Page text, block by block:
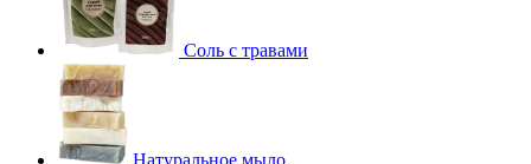
Соль с травами
Натуральное мыло